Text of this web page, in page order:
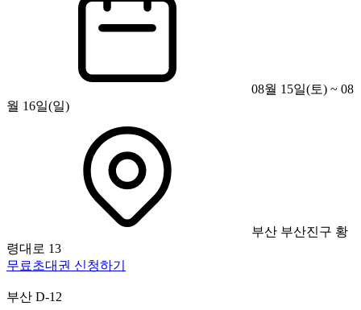
08월 15일(토) ~ 08
월 16일(일)
부산 부산진구 황
령대로 13
무료초대권 신청하기
부산 D-12